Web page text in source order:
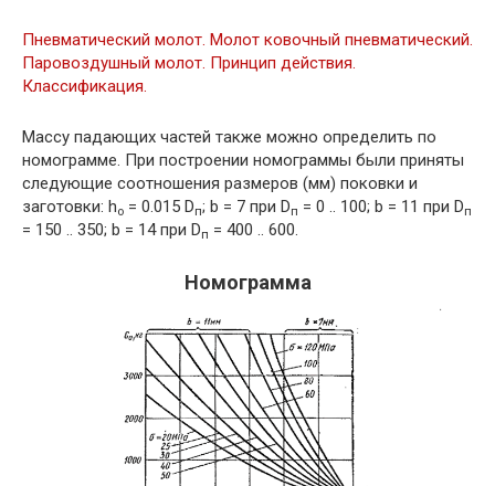
Пневматический молот. Молот ковочный пневматический.
Паровоздушный молот. Принцип действия.
Классификация.
Массу падающих частей также можно определить по
номограмме. При построении номограммы были приняты
следующие соотношения размеров (мм) поковки и
заготовки: hо = 0.015 Dп; b = 7 при Dп = 0 .. 100; b = 11 при Dп
= 150 .. 350; b = 14 при Dп = 400 .. 600.
Номограмма